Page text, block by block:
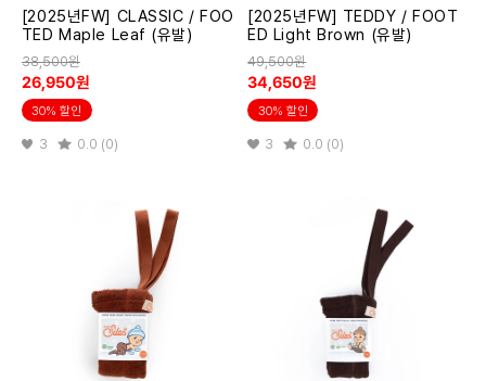
[2025년FW] CLASSIC / FOO
TED Maple Leaf (유발)
38,500원
26,950원
30% 할인
3 0.0 (0)
[2025년FW] TEDDY / FOOT
ED Light Brown (유발)
49,500원
34,650원
30% 할인
3 0.0 (0)